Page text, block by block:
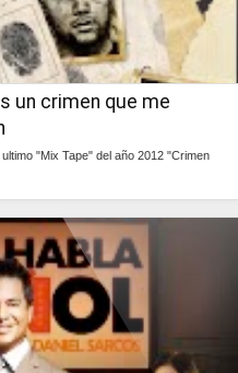
un crimen que me
"Mix Tape" del año 2012 "Crimen